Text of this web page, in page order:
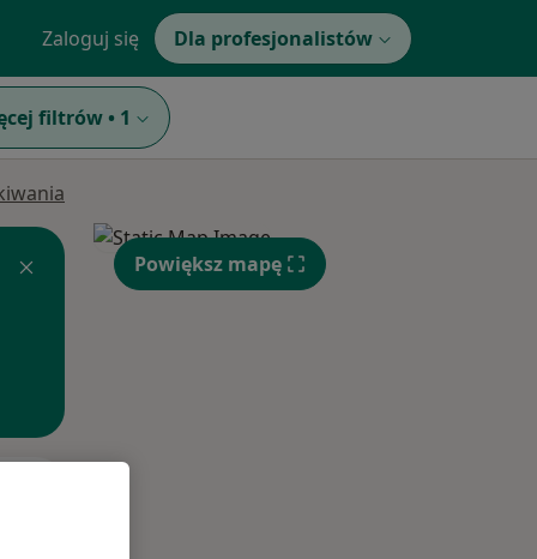
Zaloguj się Dla profesjonalistów
filtrów • 1
Powiększ mapę